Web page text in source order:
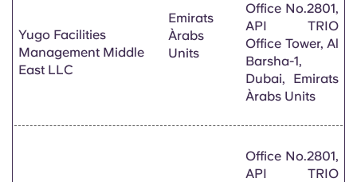
Yugo Facilities
Management Middle
East LLC
Emirats
Àrabs
Units
Office No.2801,
API TRIO
Office Tower, Al
Barsha-1,
Dubai, Emirats
Àrabs Units
Office No.2801,
API TRIO